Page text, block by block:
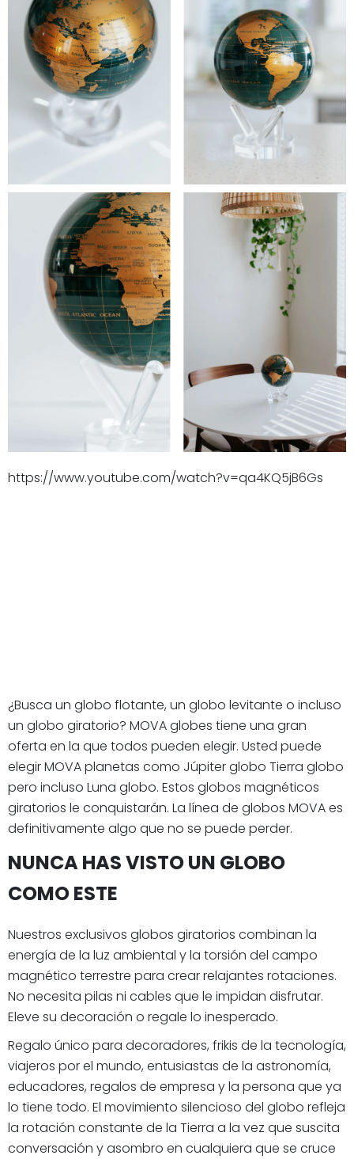
https://www.youtube.com/watch?v=qa4KQ5jB6Gs
¿Busca un globo flotante, un globo levitante o incluso
un globo giratorio? MOVA globes tiene una gran
oferta en la que todos pueden elegir. Usted puede
elegir MOVA planetas como Júpiter globo Tierra globo
pero incluso Luna globo. Estos globos magnéticos
giratorios le conquistarán. La línea de globos MOVA es
definitivamente algo que no se puede perder.
NUNCA HAS VISTO UN GLOBO
COMO ESTE
Nuestros exclusivos globos giratorios combinan la
energía de la luz ambiental y la torsión del campo
magnético terrestre para crear relajantes rotaciones.
No necesita pilas ni cables que le impidan disfrutar.
Eleve su decoración o regale lo inesperado.
Regalo único para decoradores, frikis de la tecnología,
viajeros por el mundo, entusiastas de la astronomía,
educadores, regalos de empresa y la persona que ya
lo tiene todo. El movimiento silencioso del globo refleja
la rotación constante de la Tierra a la vez que suscita
conversación y asombro en cualquiera que se cruce